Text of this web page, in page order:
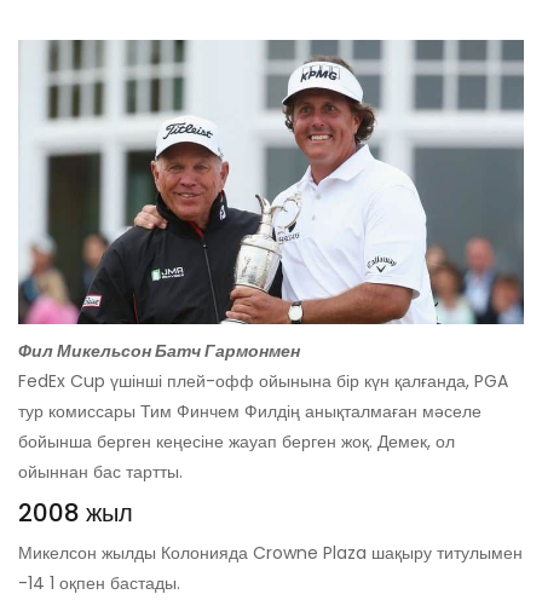
Фил Микельсон Батч Гармонмен
FedEx Cup үшінші плей-офф ойынына бір күн қалғанда, PGA
тур комиссары Тим Финчем Филдің анықталмаған мәселе
бойынша берген кеңесіне жауап берген жоқ. Демек, ол
ойыннан бас тартты.
2008 жыл
Микелсон жылды Колонияда Crowne Plaza шақыру титулымен
-14 1 оқпен бастады.